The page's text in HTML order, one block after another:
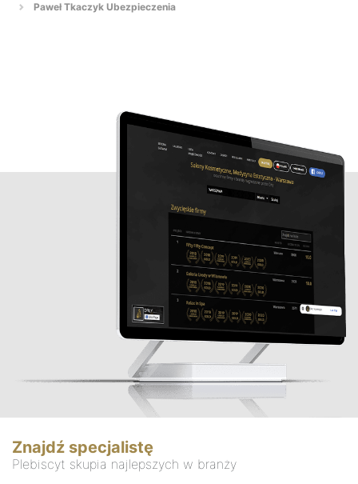
Paweł Tkaczyk Ubezpieczenia
Znajdź specjalistę
Plebiscyt skupia najlepszych w branży